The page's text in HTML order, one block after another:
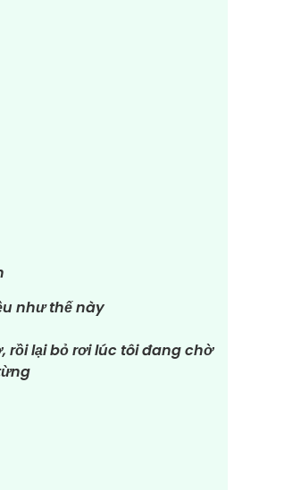
như thế này
lại bỏ rơi lúc tôi đang chờ